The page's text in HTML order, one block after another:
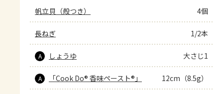
帆立貝（殻つき） 4個
長ねぎ 1/2本
A しょうゆ 大さじ1
A 「Cook Do® 香味ペースト®」 12cm（8.5g）